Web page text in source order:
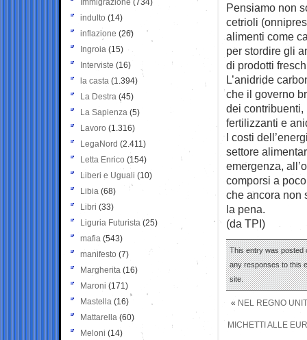
Pensiamo non
cetrioli
alimenti come
per stordire gli
di prodotti
L’anidride
che il governo
dei
fertilizzanti e
I costi
settore
emergenza,
comporsi a
che ancora non
la pena.
(da TPI)
This entry was posted
any responses to this
site.
« NEL REGNO
MICHETTI ALLE
Immigrazione (734)
indulto (14)
inflazione (26)
Ingroia (15)
Interviste (16)
la casta (1.394)
La Destra (45)
La Sapienza (5)
Lavoro (1.316)
LegaNord (2.411)
Letta Enrico (154)
Liberi e Uguali (10)
Libia (68)
Libri (33)
Liguria Futurista (25)
mafia (543)
manifesto (7)
Margherita (16)
Maroni (171)
Mastella (16)
Mattarella (60)
Meloni (14)